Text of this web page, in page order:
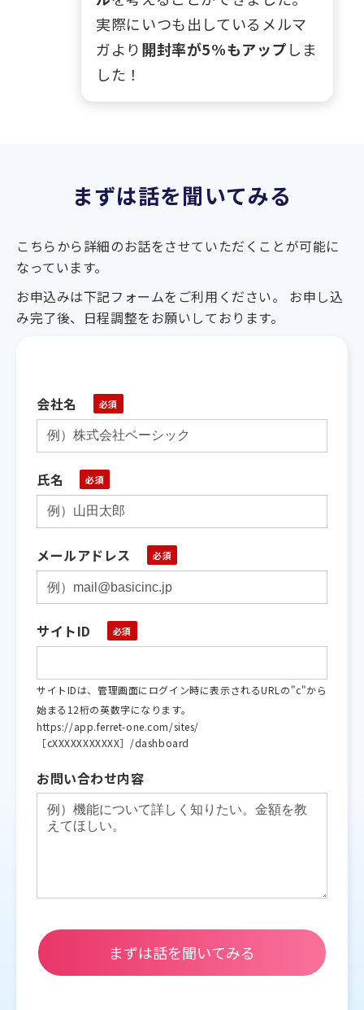
実際にいつも出しているメルマ
ガより開封率が5%もアップしま
した！
まずは話を聞いてみる
こちらから詳細のお話をさせていただくことが可能に
なっています。
お申込みは下記フォームをご利用ください。 お申し込
み完了後、日程調整をお願いしております。
会社名
氏名
メールアドレス
サイトID
サイトIDは、管理画面にログイン時に表示されるURLの"c"から
始まる12桁の英数字になります。
https://app.ferret-one.com/sites/
［cXXXXXXXXXXX］/dashboard
お問い合わせ内容